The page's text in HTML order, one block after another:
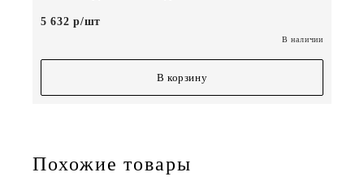
5 632 р/шт
В наличии
В корзину
Похожие товары